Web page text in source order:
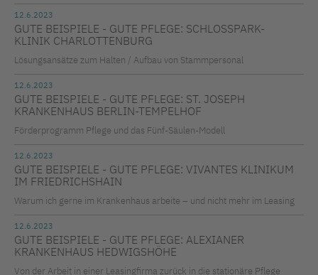
12.6.2023
GUTE BEISPIELE - GUTE PFLEGE: SCHLOSSPARK-
KLINIK CHARLOTTENBURG
Lösungsansätze zum Halten / Aufbau von Stammpersonal
12.6.2023
GUTE BEISPIELE - GUTE PFLEGE: ST. JOSEPH
KRANKENHAUS BERLIN-TEMPELHOF
Förderprogramm Pflege und das Fünf-Säulen-Modell
12.6.2023
GUTE BEISPIELE - GUTE PFLEGE: VIVANTES KLINIKUM
IM FRIEDRICHSHAIN
Warum ich gerne im Krankenhaus arbeite – und nicht mehr im Leasing
12.6.2023
GUTE BEISPIELE - GUTE PFLEGE: ALEXIANER
KRANKENHAUS HEDWIGSHÖHE
Von der Arbeit in einer Leasingfirma zurück in die stationäre Pflege